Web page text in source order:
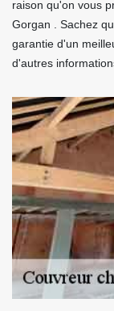
raison qu'on vous
Gorgan . Sachez
garantie d'un
d'autres